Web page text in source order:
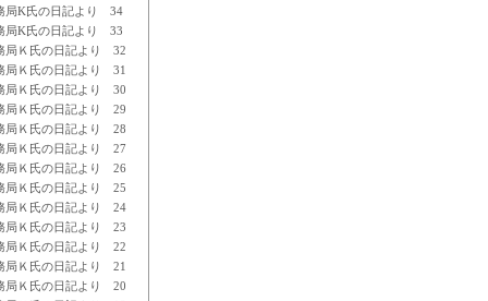
局K氏の日記より 34
局K氏の日記より 33
局Ｋ氏の日記より 32
局Ｋ氏の日記より 31
局Ｋ氏の日記より 30
局Ｋ氏の日記より 29
局Ｋ氏の日記より 28
局Ｋ氏の日記より 27
局Ｋ氏の日記より 26
局Ｋ氏の日記より 25
局Ｋ氏の日記より 24
局Ｋ氏の日記より 23
局Ｋ氏の日記より 22
局Ｋ氏の日記より 21
局Ｋ氏の日記より 20